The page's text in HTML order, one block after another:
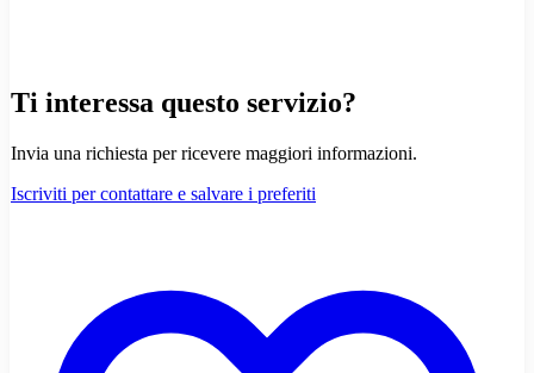
Ti interessa questo servizio?
Invia una richiesta per ricevere maggiori informazioni.
Iscriviti per contattare e salvare i preferiti